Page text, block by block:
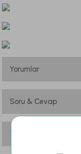
Yorumlar
Soru & Cevap
Taksit Seçenekleri